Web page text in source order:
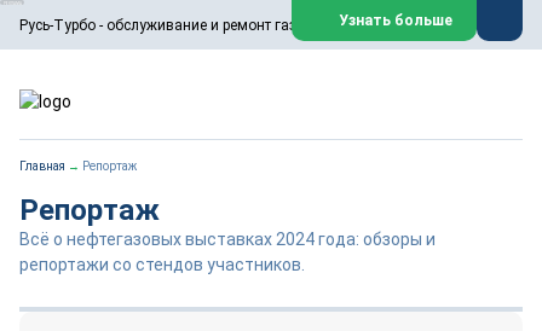
Русь-Турбо - обслуживание и ремонт газовых паровых турбин
ООО «Русь-Турбо» занимается сервисом газовых и паровых
турбин, комплексным ремонтом, восстановлением,
техническим обслуживанием оборудования ТЭС,
работают на нефтегазовых, нефтехимических,
металлургических и других предприятиях.
Реклама. ООО «Русь-Турбо», ИНН 7802588950
Перейти на сайт
Узнать больше
Главная → Репортаж
Репортаж
Всё о нефтегазовых выставках 2024 года: обзоры и
репортажи со стендов участников.